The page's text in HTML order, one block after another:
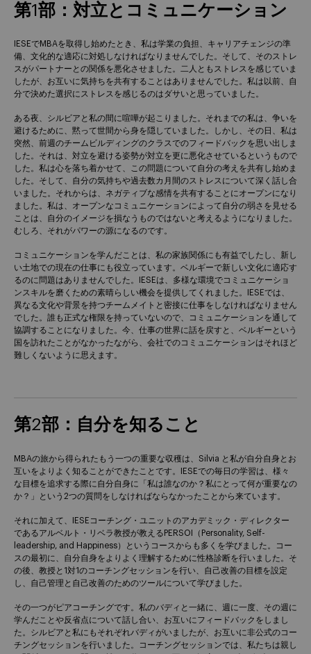
第1部：対立とコミュニケーション
IESEでMBAを取得し始めたとき、私は学業の負担、キャリアチェンジの準
備、文化的な適応に対処しなければなりませんでした。そして、そのストレ
スがパートナーとの関係を悪化させました。二人ともストレスを感じていま
したが、お互いに気持ちを共有することはありませんでした。私は以前、自
分で決めた選択にストレスを感じるのはダサいと思っていました。
ある夜、シルビアと私の間に喧嘩が起こりました。それまでの私は、争いを
避けるために、黙って世間から身を隠していました。しかし、その日、私は
突然、前週のチームビルディングのクラスでのフィードバックを思い出しま
した。それは、対立を避ける姿勢が対立を更に悪化させているというもので
した。私は心を落ち着かせて、この問題について自分の考えを共有し始めま
した。そして、自分の気持ちや過去数カ月間のストレスについて深く話し合
いました。それからは、ネガティブな感情を共有することにオープンになり
ました。私は、オープンなコミュニケーションによって自分の弱さを見せる
ことは、自分のイメージを損なうものではないと考えるようになりました。
むしろ、それがパワーの源になるのです。
コミュニケーションを学んだことは、私の家族関係にも有益でしたし、新し
い土地での現在の仕事にも役立っています。ベルギーで新しい文化に適応す
るのに問題はありませんでした。IESEは、多様な環境でコミュニケーショ
ンスキルを磨くための素晴らしい機会を提供してくれました。IESEでは、
異なる文化や背景を持つチームメイトと密接に仕事をしなければなりません
でした。誰も正式な権限を持っていないので、コミュニケーションを通して
協調することになりました。今、仕事の世界に話を戻すと、ベルギーという
国を訪れたことがなかったながら、会社でのコミュニケーションはそれほど
難しくないように思えます。
第2部：自分を知ること
MBAの旅から得られたもう一つの重要な収穫は、Silvia と私が自分自身とお
互いをよりよく知ることができたことです。IESEでの毎日の学習は、様々
な目標を追求する際に自分自身に「私は誰なのか？私にとって何が重要なの
か？」という2つの質問をしなければならなかったことから来ています。
それに加えて、IESEコーチング・ユニットのアカデミック・ディレクター
であるアルベルト・リベラ教授が教えるPERSOI（Personality, Self-
leadership, and Happiness）というコースからも多くを学びました。コー
スの最初に、自分自身をよりよく理解するために性格診断を行いました。そ
の後、教授と1対1のコーチングセッションを行い、自己改善の目標を設定
し、自己管理と自己改善のためのツールについて学びました。
その一つがピアコーチングです。私のバディと一緒に、週に一度、その週に
学んだことや反省点について話し合い、お互いにフィードバックをしまし
た。シルビアと私にもそれぞれバディがいましたが、お互いに非公式のコー
チングセッションを行いました。コーチングセッションでは、私たちは親し